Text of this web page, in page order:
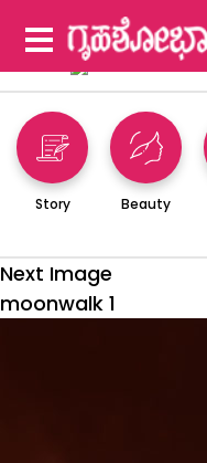
Story Beauty
Next Image
moonwalk 1